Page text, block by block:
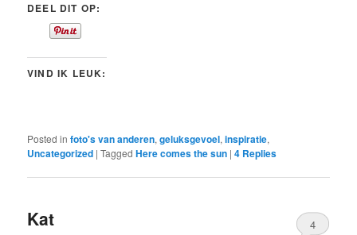
DEEL DIT OP:
VIND IK LEUK:
Posted in foto's van anderen,geluksgevoel,inspiratie,
Uncategorized |Tagged Here comes the sun |4 Replies
Kat 4